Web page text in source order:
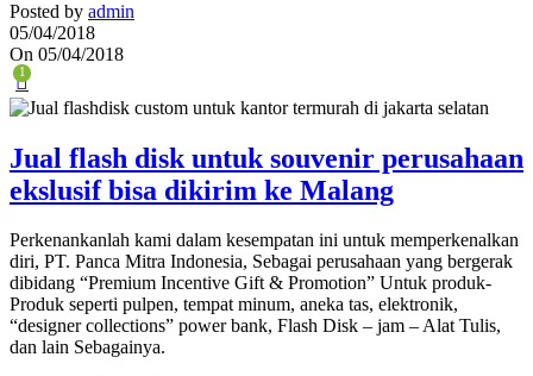
Posted by admin
05/04/2018
On 05/04/2018
1
Jual flash disk untuk souvenir perusahaan
ekslusif bisa dikirim ke Malang
Perkenankanlah kami dalam kesempatan ini untuk memperkenalkan
diri, PT. Panca Mitra Indonesia, Sebagai perusahaan yang bergerak
dibidang “Premium Incentive Gift & Promotion” Untuk produk-
Produk seperti pulpen, tempat minum, aneka tas, elektronik,
“designer collections” power bank, Flash Disk – jam – Alat Tulis,
dan lain Sebagainya.